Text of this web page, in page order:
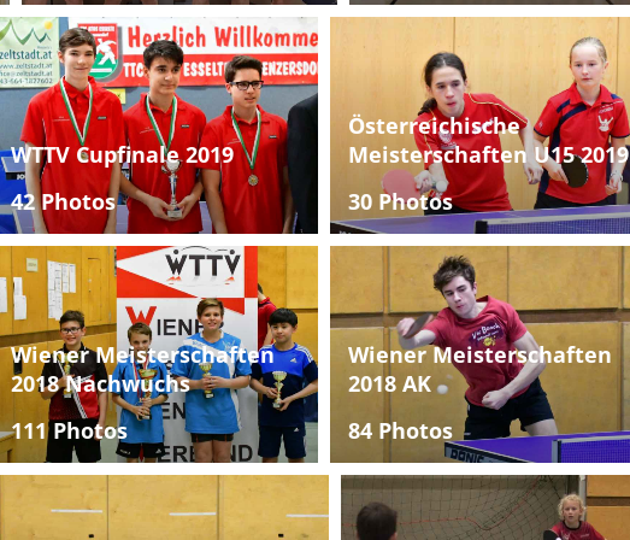
WTTV Cupfinale 2019
42 Photos
Österreichische
Meisterschaften U15 2019
30 Photos
Wiener Meisterschaften
2018 Nachwuchs
111 Photos
Wiener Meisterschaften
2018 AK
84 Photos